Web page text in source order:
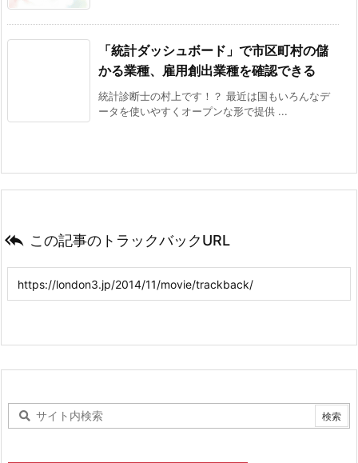
「統計ダッシュボード」で市区町村の儲
かる業種、雇用創出業種を確認できる
統計診断士の村上です！？ 最近は国もいろんなデ
ータを使いやすくオープンな形で提供 ...
 この記事のトラックバックURL